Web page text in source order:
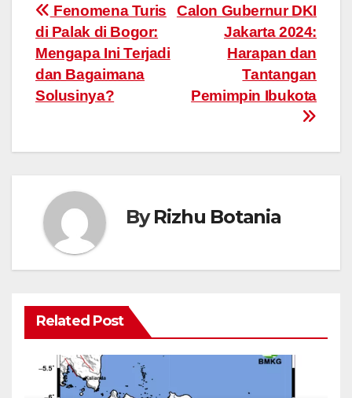
Post
navigation
Calon Gubernur DKI
Jakarta 2024:
Harapan dan
Tantangan
Pemimpin Ibukota
Fenomena Turis
di Palak di Bogor:
Mengapa Ini Terjadi
dan Bagaimana
Solusinya?
ByRizhu Botania
Related Post